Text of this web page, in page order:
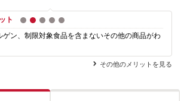
ト 1 2 3 4
ゲン、制限対象食品を含まないその他の商品がわ
その他のメリットを見る